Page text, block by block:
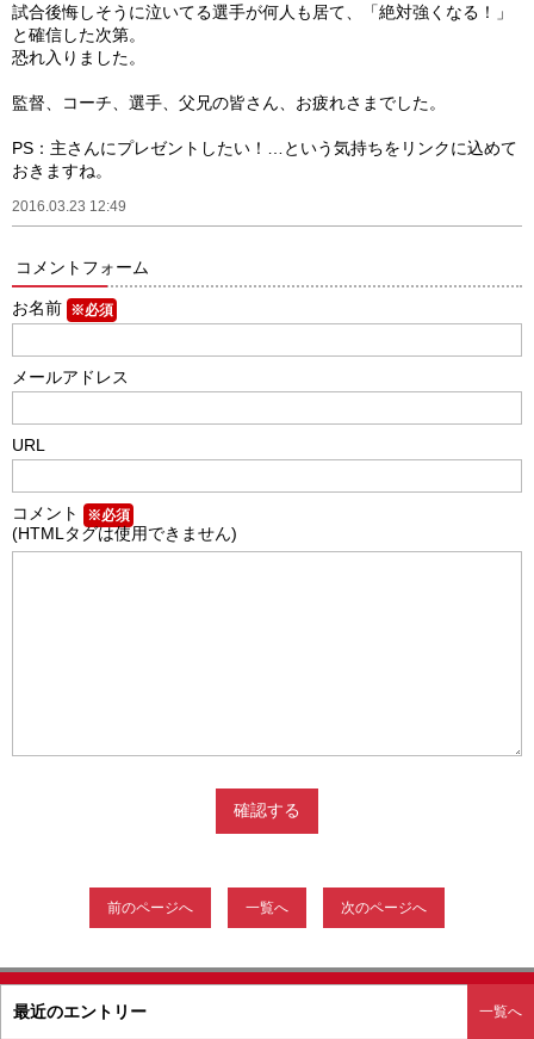
試合後悔しそうに泣いてる選手が何人も居て、「絶対強くなる！」
と確信した次第。
恐れ入りました。
監督、コーチ、選手、父兄の皆さん、お疲れさまでした。
PS：主さんにプレゼントしたい！…という気持ちをリンクに込めて
おきますね。
2016.03.23 12:49
コメントフォーム
お名前 ※必須
メールアドレス
URL
コメント ※必須
(HTMLタグは使用できません)
前のページへ 一覧へ 次のページへ
最近のエントリー 一覧へ